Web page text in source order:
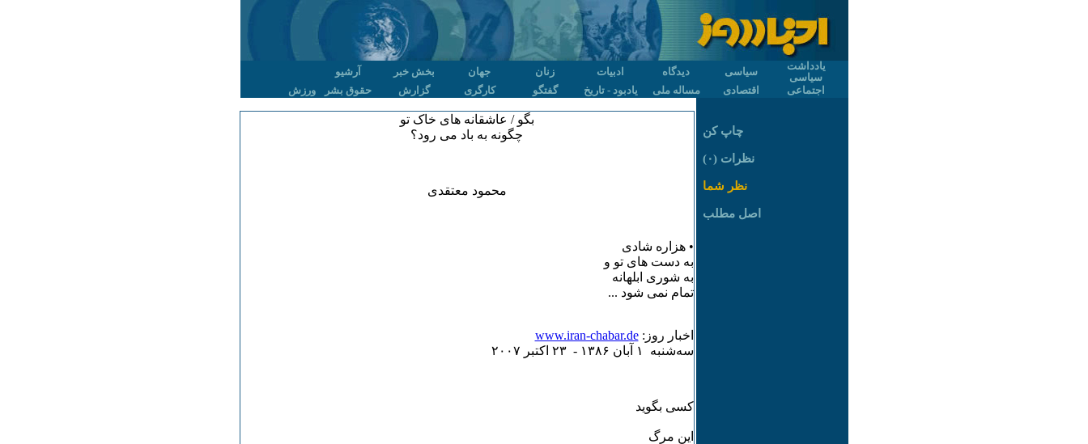
یادداشت
سیاسی
سیاسی دیدگاه ادبیات زنان جهان بخش خبر
آرشیو
اجتماعی
اقتصادی مساله ملی یادبود - تاریخ گفتگو کارگری گزارش حقوق بشر ورزش
بگو / عاشقانه های خاک تو
چگونه به باد می رود؟
محمود معتقدی
• هزاره شادی
به دست های تو و
به شوری ابلهانه
تمام نمی شود ...
اخبار روز:www.iran-chabar.de
سه‌شنبه ۱ آبان ۱٣٨۶ - ۲٣ اکتبر ۲۰۰۷
کسی بگوید
این مرگ
چاپ کن
نظرات (۰)
نظر شما
اصل مطلب